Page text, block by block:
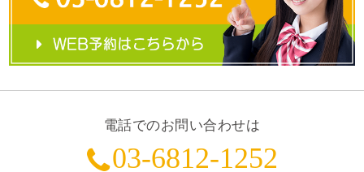
電話でのお問い合わせは
03-6812-1252